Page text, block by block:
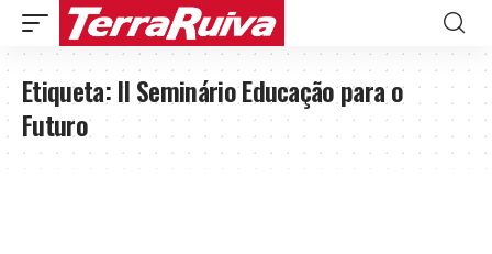
Etiqueta:II Seminário Educação para o
Futuro